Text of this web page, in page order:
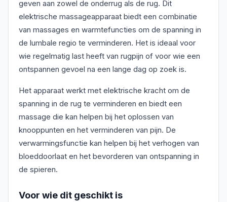
geven aan zowel de onderrug als de rug. Dit
elektrische massageapparaat biedt een combinatie
van massages en warmtefuncties om de spanning in
de lumbale regio te verminderen. Het is ideaal voor
wie regelmatig last heeft van rugpijn of voor wie een
ontspannen gevoel na een lange dag op zoek is.
Het apparaat werkt met elektrische kracht om de
spanning in de rug te verminderen en biedt een
massage die kan helpen bij het oplossen van
knooppunten en het verminderen van pijn. De
verwarmingsfunctie kan helpen bij het verhogen van
bloeddoorlaat en het bevorderen van ontspanning in
de spieren.
Voor wie dit geschikt is